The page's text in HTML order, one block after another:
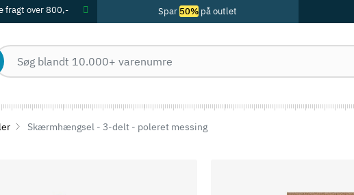
fragt over 800,- Spar 50% på outlet
Skærmhængsel - 3-delt - poleret messing